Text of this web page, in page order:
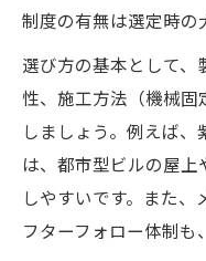
いに注目
塩ビシート
塩ビシート
ク方法
制度の有無は選定時の
選び方の基本として
性、施工方法（機械固
しましょう。例えば
は、都市型ビルの屋
しやすいです。また
フターフォロー体制も